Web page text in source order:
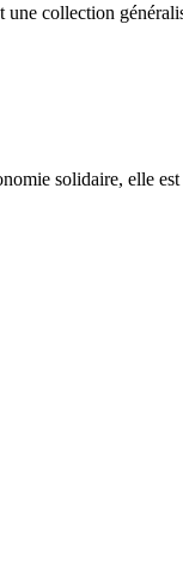
une collection
solidaire, elle